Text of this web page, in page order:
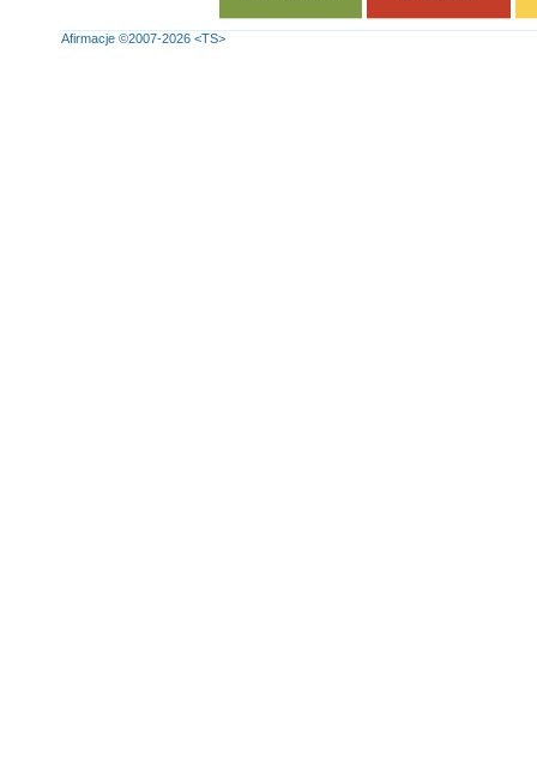
Afirmacje ©2007-2026 <TS>